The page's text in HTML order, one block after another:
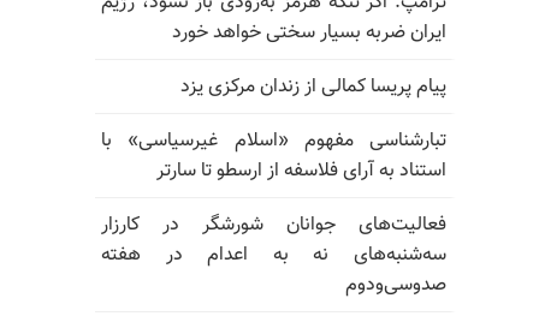
ایران ضربه بسیار سختی خواهد خورد
پیام پریسا کمالی از زندان مرکزی یزد
تبارشناسی مفهوم «اسلام غیرسیاسی» با
استناد به آرای فلاسفه از ارسطو تا سارتر
فعالیت‌های جوانان شورشگر در کارزار
سه‌شنبه‌های نه به اعدام در هفته
صدوسی‌و‌دوم